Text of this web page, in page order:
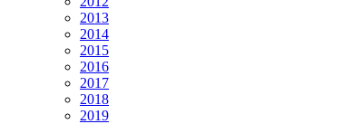
2013
2014
2015
2016
2017
2018
2019